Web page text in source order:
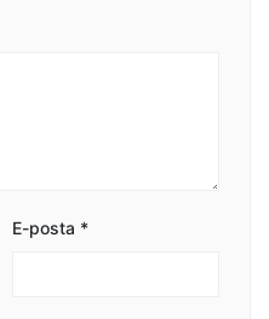
E-posta *